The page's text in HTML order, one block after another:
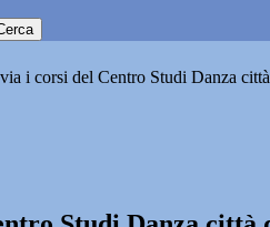
i corsi del Centro Studi Danza